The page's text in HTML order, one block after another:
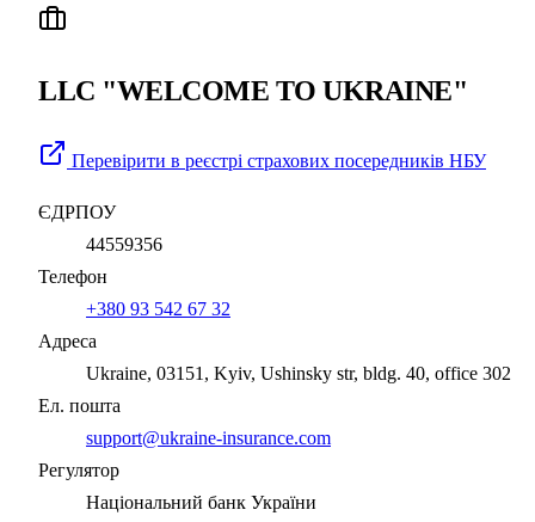
LLC "WELCOME TO UKRAINE"
Перевірити в реєстрі страхових посередників НБУ
ЄДРПОУ
44559356
Телефон
+380 93 542 67 32
Адреса
Ukraine, 03151, Kyiv, Ushinsky str, bldg. 40, office 302
Ел. пошта
support@ukraine-insurance.com
Регулятор
Національний банк України